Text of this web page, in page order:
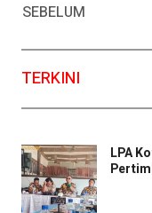
SEBELUM
TERKINI
LPA